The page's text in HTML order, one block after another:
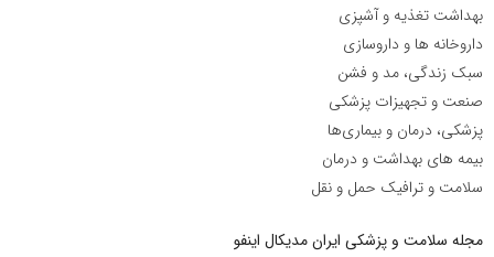
بهداشت تغذیه و آشپزی
داروخانه ها و داروسازی
سبک زندگی، مد و فشن
صنعت و تجهیزات پزشکی
پزشکی، درمان و بیماری‌ها
بیمه های بهداشت و درمان
سلامت و ترافیک حمل و نقل
مجله سلامت و پزشکی ایران مدیکال اینفو